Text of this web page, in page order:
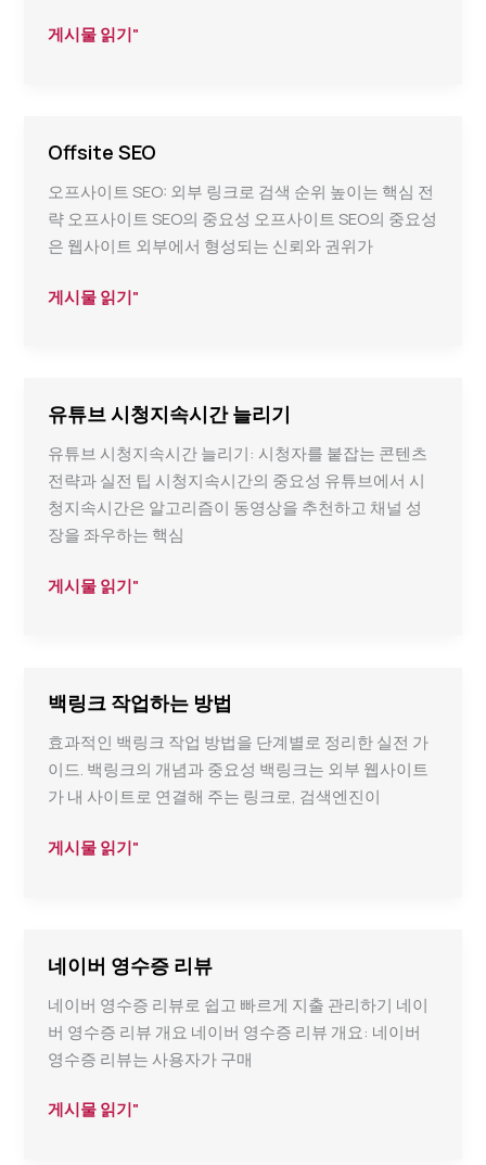
유
청
간
늘
리
게시물 읽기"
Offsite SEO
오프사이트 SEO: 외부 링크로 검색 순위 높이는 핵심 전
략 오프사이트 SEO의 중요성 오프사이트 SEO의 중요성
은 웹사이트 외부에서 형성되는 신뢰와 권위가
Offsite
게시물 읽기"
유튜브 시청지속시간 늘리기
유튜브 시청지속시간 늘리기: 시청자를 붙잡는 콘텐츠
전략과 실전 팁 시청지속시간의 중요성 유튜브에서 시
청지속시간은 알고리즘이 동영상을 추천하고 채널 성
장을 좌우하는 핵심
유
청
지
속
시
간
리
게시물 읽기"
백링크 작업하는 방법
효과적인 백링크 작업 방법을 단계별로 정리한 실전 가
이드. 백링크의 개념과 중요성 백링크는 외부 웹사이트
가 내 사이트로 연결해 주는 링크로, 검색엔진이
백
업
하
는
방
법
게시물 읽기"
네이버 영수증 리뷰
네이버 영수증 리뷰로 쉽고 빠르게 지출 관리하기 네이
버 영수증 리뷰 개요 네이버 영수증 리뷰 개요: 네이버
영수증 리뷰는 사용자가 구매
네
게시물 읽기"